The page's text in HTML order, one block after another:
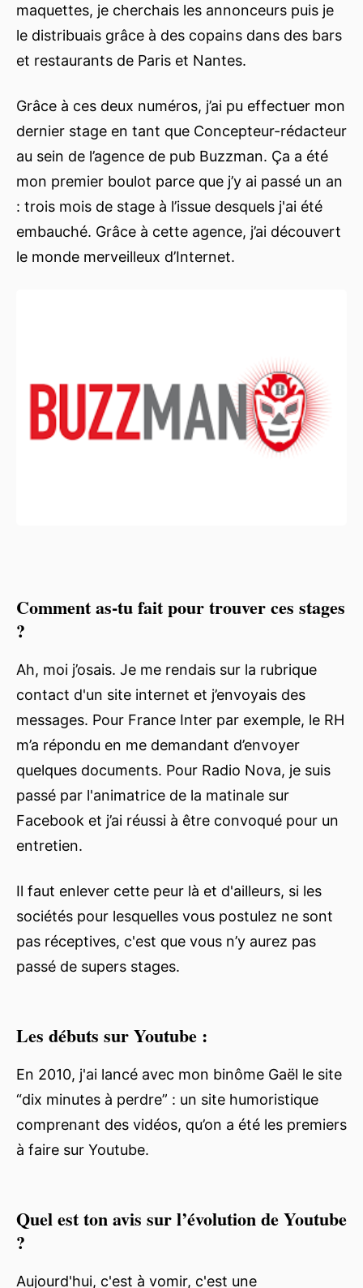
maquettes, je cherchais les annonceurs puis je
le distribuais grâce à des copains dans des bars
et restaurants de Paris et Nantes.
Grâce à ces deux numéros, j’ai pu effectuer mon
dernier stage en tant que Concepteur-rédacteur
au sein de l’agence de pub Buzzman. Ça a été
mon premier boulot parce que j’y ai passé un an
: trois mois de stage à l’issue desquels j'ai été
embauché. Grâce à cette agence, j’ai découvert
le monde merveilleux d’Internet.
Comment as-tu fait pour trouver ces stages
?
Ah, moi j’osais. Je me rendais sur la rubrique
contact d'un site internet et j’envoyais des
messages. Pour France Inter par exemple, le RH
m’a répondu en me demandant d’envoyer
quelques documents. Pour Radio Nova, je suis
passé par l'animatrice de la matinale sur
Facebook et j’ai réussi à être convoqué pour un
entretien.
Il faut enlever cette peur là et d'ailleurs, si les
sociétés pour lesquelles vous postulez ne sont
pas réceptives, c'est que vous n’y aurez pas
passé de supers stages.
Les débuts sur Youtube :
En 2010, j'ai lancé avec mon binôme Gaël le site
“dix minutes à perdre” : un site humoristique
comprenant des vidéos, qu’on a été les premiers
à faire sur Youtube.
Quel est ton avis sur l’évolution de Youtube
?
Aujourd'hui, c'est à vomir, c'est une